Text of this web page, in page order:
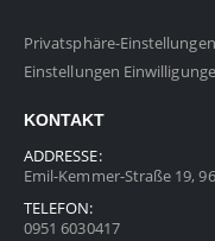
Privatsphäre-
Einstellungen
KONTAKT
ADDRESSE:
Emil-Kemmer-Straße 19,
TELEFON:
0951 6030417